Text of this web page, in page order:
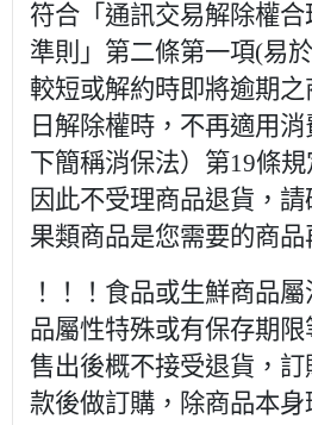
符合「通訊交易解除權合
準則」第二條第一項(易
較短或解約時即將逾期
日解除權時，不再適用
下簡稱消保法）第19條規
因此不受理商品退貨，
果類商品是您需要的商品
！！！食品或生鮮商品
品屬性特殊或有保存期
售出後概不接受退貨，
款後做訂購，除商品本